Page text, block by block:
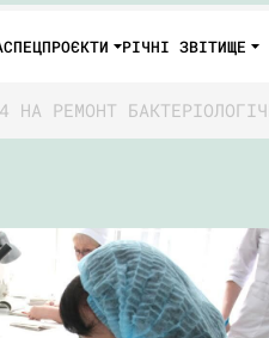
СПЕЦПРОЄКТИ РІЧНІ ЗВІТИЩЕ